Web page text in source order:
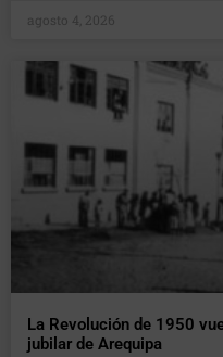
agosto 4, 2026
La Revolución de 1950
jubilar de Arequipa